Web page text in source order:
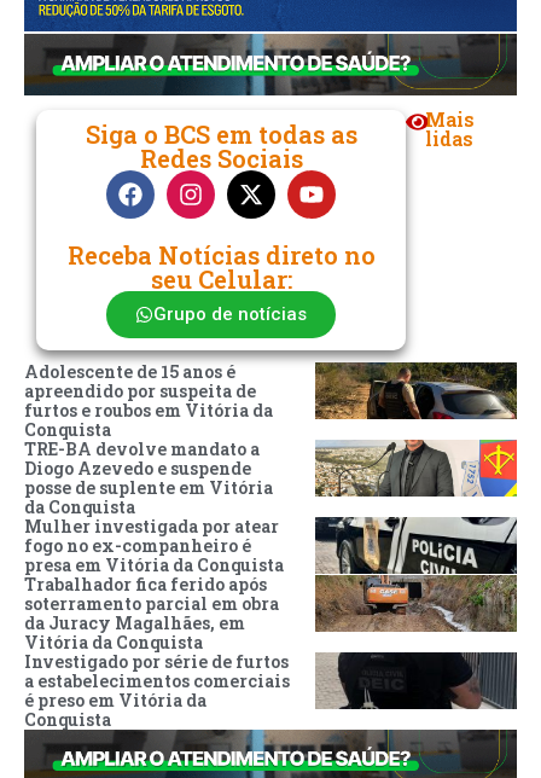
Siga o BCS em todas as
Redes Sociais
Receba Notícias direto no
seu Celular:
Grupo de notícias
Mais
lidas
Adolescente de 15 anos é
apreendido por suspeita de
furtos e roubos em Vitória da
Conquista
TRE-BA devolve mandato a
Diogo Azevedo e suspende
posse de suplente em Vitória
da Conquista
Mulher investigada por atear
fogo no ex-companheiro é
presa em Vitória da Conquista
Trabalhador fica ferido após
soterramento parcial em obra
da Juracy Magalhães, em
Vitória da Conquista
Investigado por série de furtos
a estabelecimentos comerciais
é preso em Vitória da
Conquista